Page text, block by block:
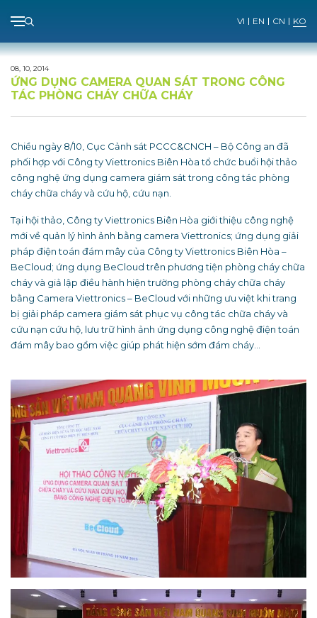
Skip
content
VI EN CN KO
08, 10, 2014
ỨNG DỤNG CAMERA QUAN SÁT TRONG CÔNG
TÁC PHÒNG CHÁY CHỮA CHÁY
Chiều ngày 8/10, Cục Cảnh sát PCCC&CNCH – Bộ Công an đã
phối hợp với Công ty Viettronics Biên Hòa tổ chức buổi hội thảo
công nghệ ứng dụng camera giám sát trong công tác phòng
cháy chữa cháy và cứu hộ, cứu nạn.
Tại hội thảo, Công ty Viettronics Biên Hòa giới thiệu công nghệ
mới về quản lý hình ảnh bằng camera Viettronics; ứng dụng giải
pháp điện toán đám mây của Công ty Viettronics Biên Hòa –
BeCloud; ứng dụng BeCloud trên phương tiện phòng cháy chữa
cháy và giả lập điều hành hiện trường phòng cháy chữa cháy
bằng Camera Viettronics – BeCloud với những ưu việt khi trang
bị giải pháp camera giám sát phục vụ công tác chữa cháy và
cứu nạn cứu hộ, lưu trữ hình ảnh ứng dụng công nghệ điện toán
đám mây bao gồm việc giúp phát hiện sớm đám cháy…